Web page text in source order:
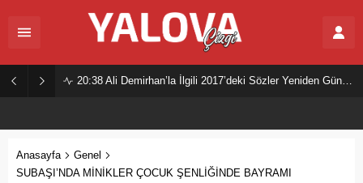
20:38 Ali Demirhan’la İlgili 2017’deki Sözler Yeniden Gündemde
Anasayfa
Genel
SUBAŞI’NDA MİNİKLER ÇOCUK ŞENLİĞİNDE BAYRAMI